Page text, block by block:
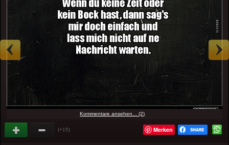
Kommentare ansehen... (2)
(+15) Merken